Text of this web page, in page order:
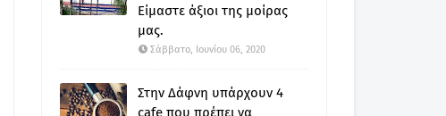
Είμαστε άξιοι της μοίρας
μας.
Σάββατο, Ιουνίου 06, 2020
Στην Δάφνη υπάρχουν 4
cafe που πρέπει να